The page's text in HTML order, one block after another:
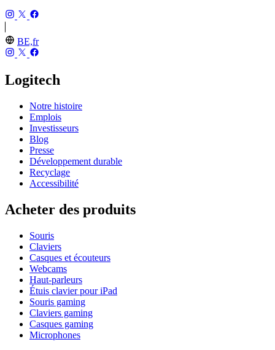
BE,fr
Logitech
Notre histoire
Emplois
Investisseurs
Blog
Presse
Développement durable
Recyclage
Accessibilité
Acheter des produits
Souris
Claviers
Casques et écouteurs
Webcams
Haut-parleurs
Étuis clavier pour iPad
Souris gaming
Claviers gaming
Casques gaming
Microphones